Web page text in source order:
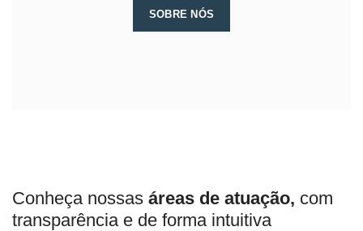
SOBRE NÓS
Conheça nossas áreas de atuação, com
transparência e de forma intuitiva